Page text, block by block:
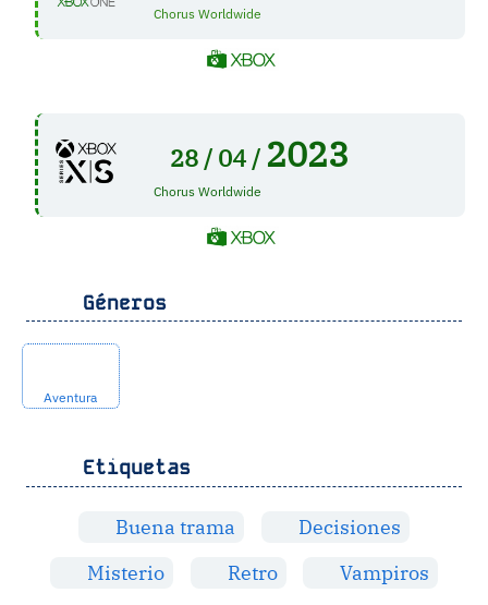
Chorus Worldwide
28 / 04 / 2023
Chorus Worldwide
Géneros
Aventura
Etiquetas
Buena trama
Decisiones
Misterio
Retro Vampiros